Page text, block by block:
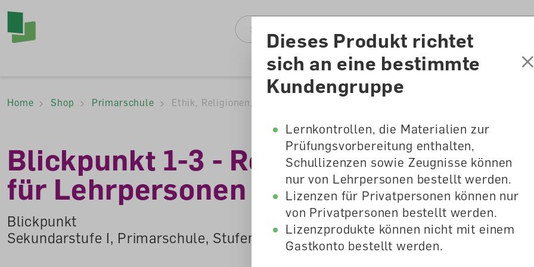
Accesskey Navigation
Direkt
Seitenanfang
Direkt
zur
Direkt
Suche
Shop Lernmedienberatung Verlag
Home Shop Primarschule Ethik, Religionen, Gemeinschaften (ERG)
Blickpunkt 1-3 - Religion und Kultur
für Lehrpersonen (inkl. Lösungen)
Blickpunkt
Sekundarstufe I, Primarschule, Stufenübergreifend
Dieses Produkt richtet
sich an eine bestimmte
Kundengruppe
Lernkontrollen, die Materialien zur
Prüfungsvorbereitung enthalten,
Schullizenzen sowie Zeugnisse können
nur von Lehrpersonen bestellt werden.
Lizenzen für Privatpersonen können nur
von Privatpersonen bestellt werden.
Lizenzprodukte können nicht mit einem
Gastkonto bestellt werden.